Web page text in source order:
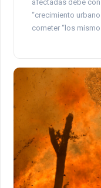
afectadas debe
“crecimiento
cometer “los